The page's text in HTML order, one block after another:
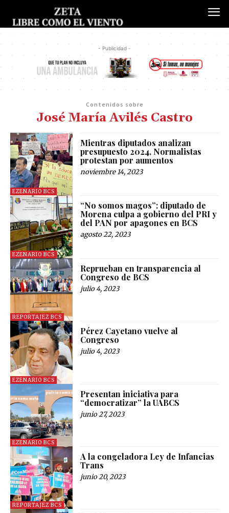
- Publicidad -
Contenidos sobre
José María Avilés Castro
EZENARIO BCS
Mientras diputados analizan
presupuesto 2024, Normalistas
protestan por aumentos
noviembre 14, 2023
EZENARIO BCS
“No somos magos”: diputado de
Morena culpa a gobierno del PRI y
del PAN por apagones en BCS
agosto 22, 2023
REPORTAJEZ BCS
Reprueban en transparencia al
Congreso de BCS
julio 4, 2023
EZENARIO BCS
Pérez Cayetano vuelve al
Congreso
julio 4, 2023
EZENARIO BCS
Presentan iniciativa para
“democratizar” la UABCS
junio 27, 2023
REPORTAJEZ BCS
A la congeladora Ley de Infancias
Trans
junio 20, 2023